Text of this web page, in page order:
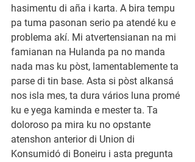
hasimentu di aña i karta. A bira tempu
pa tuma pasonan serio pa atendé ku e
problema akí. Mi atvertensianan na mi
famianan na Hulanda pa no manda
nada mas ku pòst, lamentablemente ta
parse di tin base. Asta si pòst alkansá
nos isla mes, ta dura vários luna promé
ku e yega kaminda e mester ta. Ta
doloroso pa mira ku no opstante
atenshon anterior di Union di
Konsumidó di Boneiru i asta pregunta